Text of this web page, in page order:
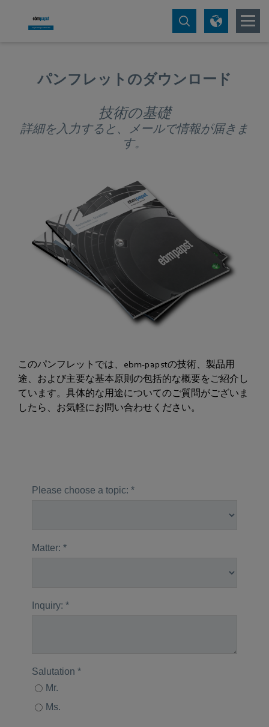
パンフレットのダウンロード
技術の基礎
詳細を入力すると、メールで情報が届きま
す。
このパンフレットでは、ebm-papstの技術、製品用
途、および主要な基本原則の包括的な概要をご紹介し
ています。具体的な用途についてのご質問がございま
したら、お気軽にお問い合わせください。